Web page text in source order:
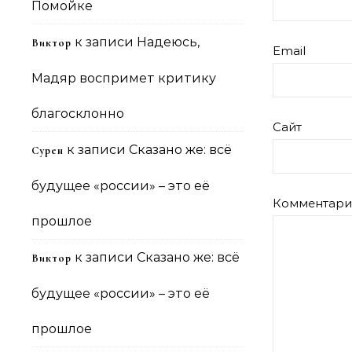
Помойке
Виктор к записи Надеюсь,
Мадяр воспримет критику
благосклонно
Сурен к записи Сказано же: всё
будущее «россии» – это её
прошлое
Виктор к записи Сказано же: всё
будущее «россии» – это её
прошлое
Email
Сайт